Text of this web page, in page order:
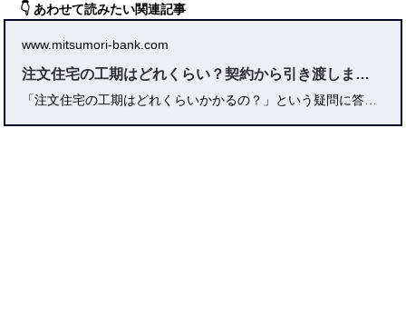
👇 あわせて読みたい関連記事
www.mitsumori-bank.com
注文住宅の工期はどれくらい？契約から引き渡しまでの流れを解説